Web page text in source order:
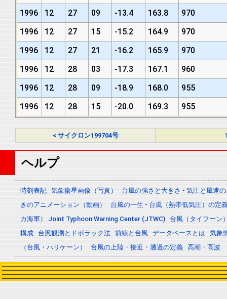
1996
12 27 09 -13.4 163.8
970
1996
12 27 15 -15.2 164.9
970
1996
12 27 21 -16.2 165.9
970
1996
12 28 03 -17.3 167.1
960
1996
12 28 09 -18.9 168.0
955
1996
12 28 15 -20.0 169.3 955
< サイクロン199704号
ヘルプ
時刻表記 気象衛星画像（写真）
台風の強さと大きさ - 気圧と風速
きのアニメーション（動画）
台風の一生 - 台風（熱帯低気圧）の定
カ海軍） Joint Typhoon Warning Center (JTWC)
台風（タイフーン
構成
台風観測とドボラック法 前線と台風 データベースとは
気象
（台風・ハリケーン）
台風の上陸・接近・通過の定義 高潮・高波